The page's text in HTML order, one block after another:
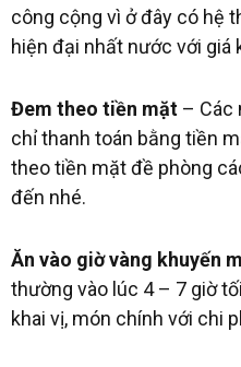
công cộng vì ở đây có hệ
hiện đại nhất nước với giá
Đem theo tiền mặt – Các
chỉ thanh toán bằng tiền
theo tiền mặt đề phòng
đến nhé.
Ăn vào giờ vàng khuyến
thường vào lúc 4 – 7 giờ
khai vị, món chính với chi